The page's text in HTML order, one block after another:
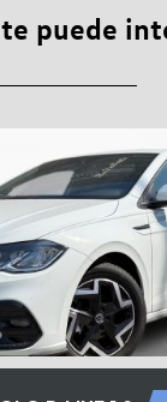
puede